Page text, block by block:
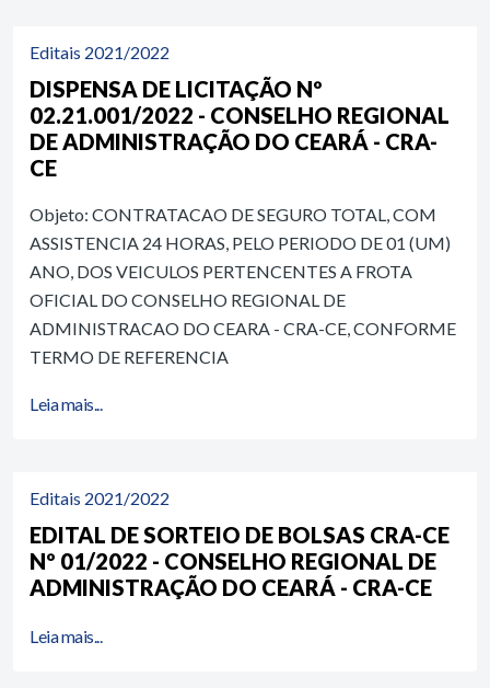
Editais 2021/2022
DISPENSA DE LICITAÇÃO Nº
02.21.001/2022 - CONSELHO REGIONAL
DE ADMINISTRAÇÃO DO CEARÁ - CRA-
CE
Objeto: CONTRATACAO DE SEGURO TOTAL, COM
ASSISTENCIA 24 HORAS, PELO PERIODO DE 01 (UM)
ANO, DOS VEICULOS PERTENCENTES A FROTA
OFICIAL DO CONSELHO REGIONAL DE
ADMINISTRACAO DO CEARA - CRA-CE, CONFORME
TERMO DE REFERENCIA
Leia mais...
Editais 2021/2022
EDITAL DE SORTEIO DE BOLSAS CRA-CE
Nº 01/2022 - CONSELHO REGIONAL DE
ADMINISTRAÇÃO DO CEARÁ - CRA-CE
Leia mais...